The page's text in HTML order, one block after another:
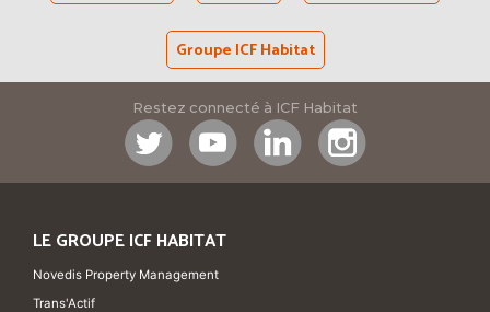
Groupe ICF Habitat
Restez connecté à ICF Habitat
LE GROUPE ICF HABITAT
Novedis Property Management
Trans'Actif